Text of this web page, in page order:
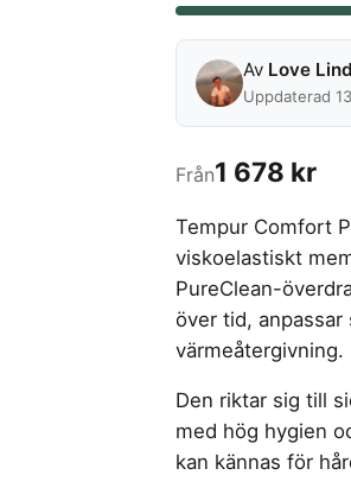
Av Love
Uppdaterad
Från1 678 kr
Tempur Comfort
viskoelastiskt
PureClean-
över tid,
värmeåtergivning.
Den riktar sig till
med hög hygien
kan kännas för